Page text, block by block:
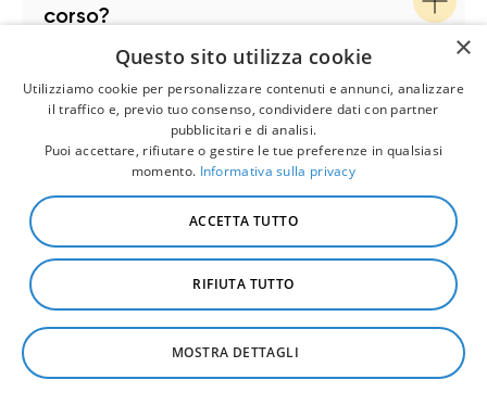
corso?
Non serve essere pronta al 100%. Serve solo
Oggi hai due strade
davanti a te
×
Questo sito utilizza cookie
Utilizziamo cookie per personalizzare contenuti e annunci, analizzare
il traffico e, previo tuo consenso, condividere dati con partner
pubblicitari e di analisi.
Puoi accettare, rifiutare o gestire le tue preferenze in qualsiasi
momento. Informativa sulla privacy
ACCETTA TUTTO
RIFIUTA TUTTO
MOSTRA DETTAGLI